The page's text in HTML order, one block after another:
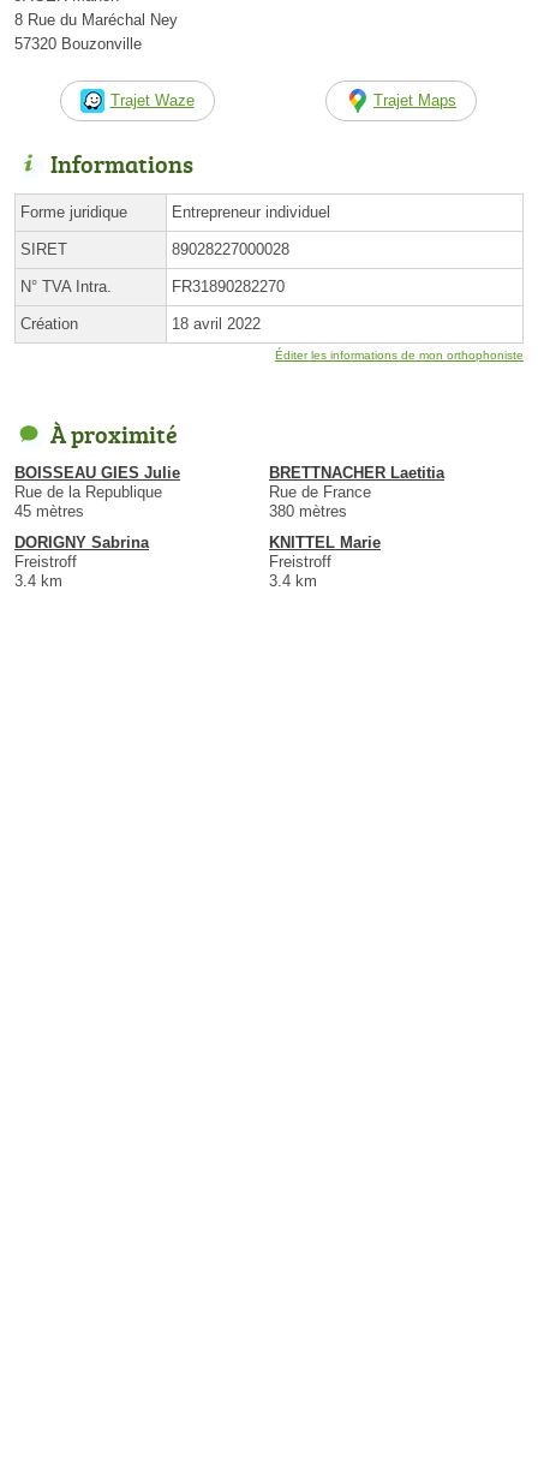
8 Rue du Maréchal Ney
57320 Bouzonville
Trajet Waze Trajet Maps
Informations
Forme juridique Entrepreneur individuel
SIRET 89028227000028
N° TVA Intra. FR31890282270
Création 18 avril 2022
Éditer les informations de mon orthophoniste
À proximité
BOISSEAU GIES Julie
Rue de la Republique
45 mètres
BRETTNACHER Laetitia
Rue de France
380 mètres
DORIGNY Sabrina
Freistroff
3.4 km
KNITTEL Marie
Freistroff
3.4 km